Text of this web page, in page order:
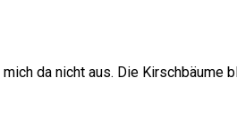
da nicht aus. Die Kirschbäume